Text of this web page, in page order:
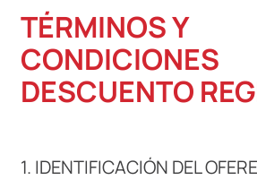
TÉRMINOS Y
CONDICIONES
DESCUENTO
1. IDENTIFICACIÓN DEL
TÉRMINOS MÁS BUSCADOS
1.
peluche
2.
hello kitty
3.
snoopy
5
termo